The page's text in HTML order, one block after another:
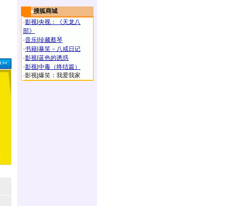
搜狐商城
·影视 央视：《天龙八
部》
·音乐 珍藏蔡琴
·书籍 暴笑－八戒日记
·影视 蓝色的诱惑
·影视 中毒（终结篇）
·影视 爆笑：我爱我家